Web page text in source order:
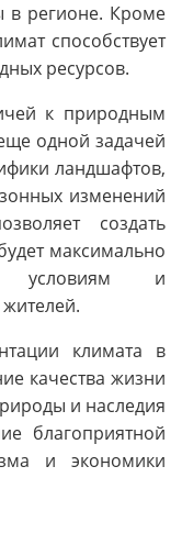
в регионе. Кроме
способствует
ресурсов.
к природным
одной задачей
ландшафтов,
изменений
создать
максимально
условиям и
климата в
качества жизни
и наследия
благоприятной
и экономики